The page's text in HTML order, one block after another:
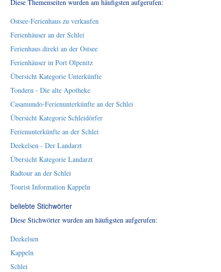
Diese Themenseiten wurden am häufigsten aufgerufen:
Ostsee-Ferienhaus zu verkaufen
Ferienhäuser an der Schlei
Ferienhaus direkt an der Ostsee
Ferienhäuser in Port Olpenitz
Übersicht Kategorie Unterkünfte
Tondern - Die alte Apotheke
Casamundo-Ferienunterkünfte an der Schlei
Übersicht Kategorie Schleidörfer
Ferienunterkünfte an der Schlei
Deekelsen - Der Landarzt
Übersicht Kategorie Landarzt
Radtour an der Schlei
Tourist Information Kappeln
beliebte Stichwörter
Diese Stichwörter wurden am häufigsten aufgerufen:
Deekelsen
Kappeln
Schlei